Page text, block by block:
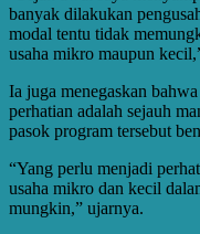
banyak dilakukan
modal tentu tidak
usaha mikro maupun
Ia juga menegaskan
perhatian adalah sejauh
pasok program tersebut
“Yang perlu menjadi
usaha mikro dan kecil
mungkin,” ujarnya.